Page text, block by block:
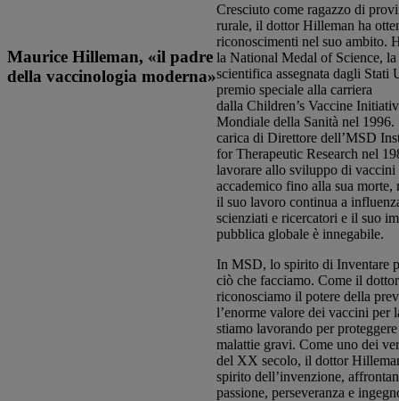
Maurice Hilleman, «il padre
della vaccinologia moderna»
Cresciuto come ragazzo di
rurale, il dottor Hilleman ha
riconoscimenti nel suo ambito.
la National Medal of Science,
scientifica assegnata dagli Stati
premio speciale alla carriera
dalla Children’s Vaccine
Mondiale della Sanità nel
carica di Direttore dell’MSD
for Therapeutic Research nel
lavorare allo sviluppo di vaccini
accademico fino alla sua
il suo lavoro continua a
scienziati e ricercatori e il suo
pubblica globale è innegabile.​
In MSD, lo spirito di Inventare
ciò che facciamo. Come il
riconosciamo il potere della
l’enorme valore dei vaccini per
stiamo lavorando per
malattie gravi. Come uno dei
del XX secolo, il dottor
spirito dell’invenzione,
passione, perseveranza e